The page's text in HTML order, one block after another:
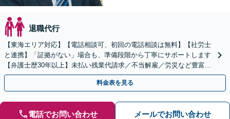
退職代行
【東海エリア対応】【電話相談可、初回の電話相談は無料】【社労士
と連携】「証拠がない」場合も、準備段階から丁寧にサポートします
【弁護士歴30年以上】未払い残業代請求／不当解雇／労災など豊富な
実績あり！労使双方の対応可能です【夜間休日対応】
料金表を見る
電話でお問い合わせ メールでお問い合わせ